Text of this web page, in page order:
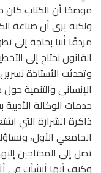
موضحًا أن الكتاب كان
ولكنه يرى أن صناعة
مردفًا أننا بحاجة إلى
القانون نحتاج إلى
وتحدثت الأستاذة
الإنساني والتنمية
خدمات الوكالة
ذاكرة الشرارة التي
الجامعي الأول،
تصل إلى المحتاجين
وكيف أنها أنشأت في